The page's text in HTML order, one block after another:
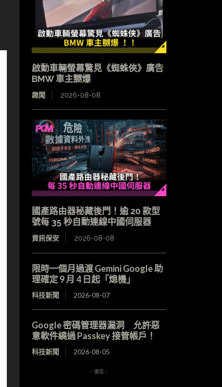
啟動車輛螢幕驚見《蜘蛛俠》廣告
BMW 車主嬲爆
趣聞 2026-08-08
國產路由器秘藏後門！逾 20 款型
號每 35 秒自動連線中國伺服器
資訊保安 2026-08-08
限時一個月過渡 Gemini Google 助
理確定 9 月 4 日起「熄機」
科技新聞 2026-08-07
Google 密碼管理器漏洞 允許惡
意軟件繞過 Passkey 接管帳戶！
科技新聞 2026-08-05
- 廣告 -